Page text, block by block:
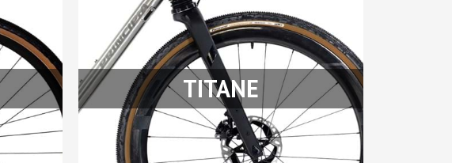
TITANE